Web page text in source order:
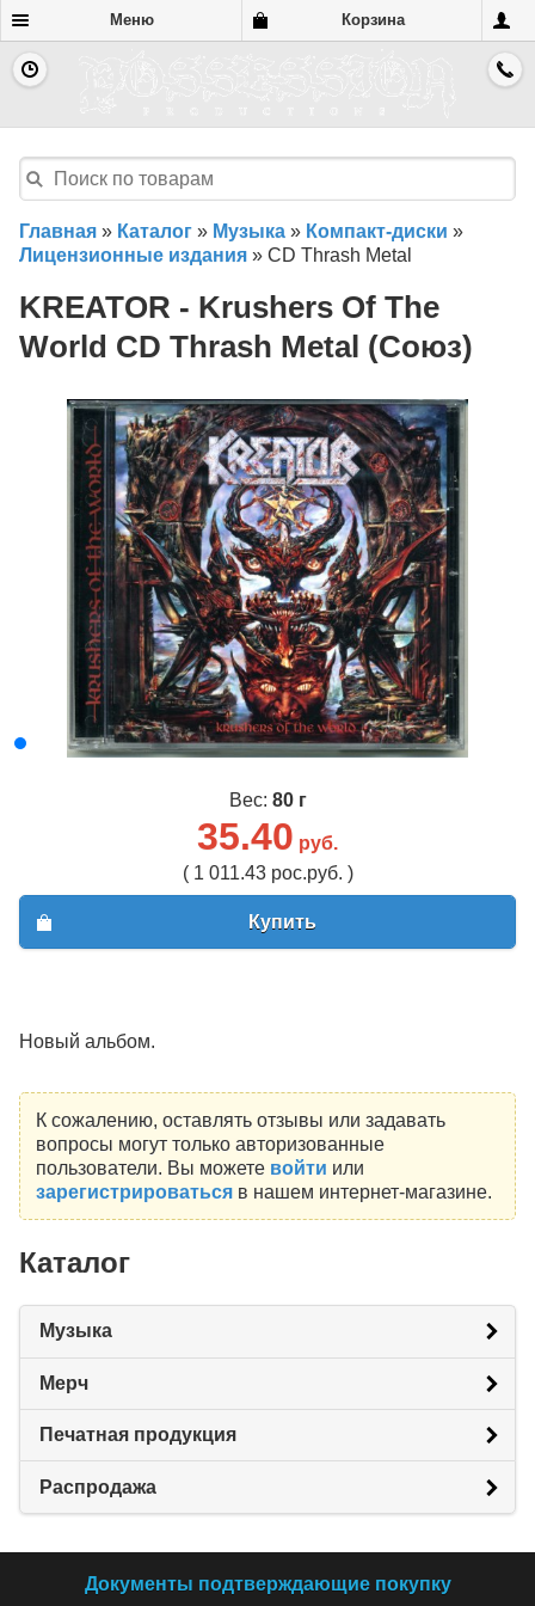
Меню Корзина
Главная » Каталог » Музыка » Компакт-диски »
Лицензионные издания » CD Thrash Metal
KREATOR - Krushers Of The
World CD Thrash Metal (Союз)
Вес: 80 г
35.40 руб.
( 1 011.43 рос.руб. )
Купить
Новый альбом.
К сожалению, оставлять отзывы или задавать
вопросы могут только авторизованные
пользователи. Вы можете войти или
зарегистрироватьсяв нашем интернет-магазине.
Каталог
Музыка
Мерч
Печатная продукция
Распродажа
Документы подтверждающие покупку